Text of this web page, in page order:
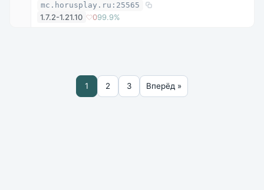
mc.horusplay.ru:25565
1.7.2-1.21.10 099.9%
1 2 3 Вперёд »